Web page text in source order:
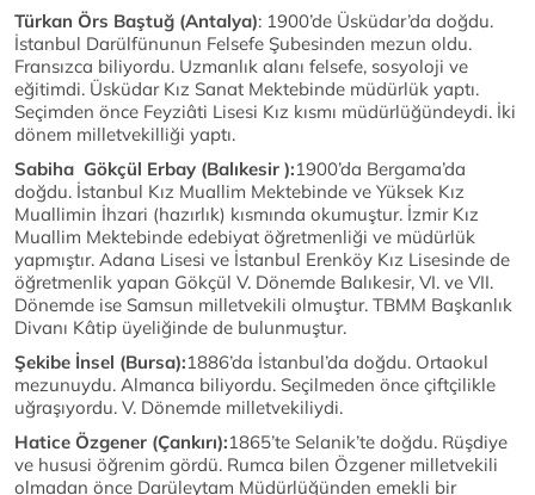
Türkan Örs Baştuğ (Antalya): 1900’de Üsküdar’da doğdu.
İstanbul Darülfünunun Felsefe Şubesinden mezun oldu.
Fransızca biliyordu. Uzmanlık alanı felsefe, sosyoloji ve
eğitimdi. Üsküdar Kız Sanat Mektebinde müdürlük yaptı.
Seçimden önce Feyziâti Lisesi Kız kısmı müdürlüğündeydi. İki
dönem milletvekilliği yaptı.
Sabiha Gökçül Erbay (Balıkesir ):1900’da Bergama’da
doğdu. İstanbul Kız Muallim Mektebinde ve Yüksek Kız
Muallimin İhzari (hazırlık) kısmında okumuştur. İzmir Kız
Muallim Mektebinde edebiyat öğretmenliği ve müdürlük
yapmıştır. Adana Lisesi ve İstanbul Erenköy Kız Lisesinde de
öğretmenlik yapan Gökçül V. Dönemde Balıkesir, VI. ve VII.
Dönemde ise Samsun milletvekili olmuştur. TBMM Başkanlık
Divanı Kâtip üyeliğinde de bulunmuştur.
Şekibe İnsel (Bursa):1886’da İstanbul’da doğdu. Ortaokul
mezunuydu. Almanca biliyordu. Seçilmeden önce çiftçilikle
uğraşıyordu. V. Dönemde milletvekiliydi.
Hatice Özgener (Çankırı):1865’te Selanik’te doğdu. Rüşdiye
ve hususi öğrenim gördü. Rumca bilen Özgener milletvekili
olmadan önce Darüleytam Müdürlüğünden emekli bir